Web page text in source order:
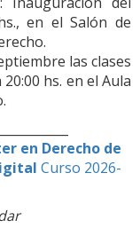
en el Salón de
las clases
hs. en el Aula
en Derecho de
Curso 2026-